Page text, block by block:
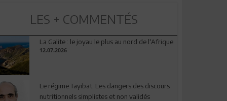
LES + COMMENTÉS
La Galite : le joyau le plus au nord de l'Afrique
12.07.2026
Le régime Tayibat: Les dangers des discours
nutritionnels simplistes et non validés